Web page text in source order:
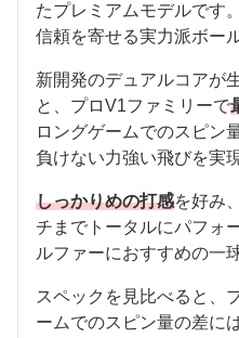
たプレミアムモデルです
信頼を寄せる実力派ボー
新開発のデュアルコアが
と、プロV1ファミリーで
ロングゲームでのスピン
負けない力強い飛びを実
しっかりめの打感を好み
チまでトータルにパフォ
ルファーにおすすめの一
スペックを見比べると、
ームでのスピン量の差に